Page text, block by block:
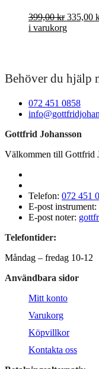
399,00kr Det
335,00
i varukorg
Behöver du hjälp
072 451 0858
Gottfrid Johansson
Välkommen till Gottfrid
Telefon: 072 451
E-post instrument:
E-post noter:
Telefontider:
Måndag – fredag 10-12
Användbara sidor
Mitt konto
Varukorg
Köpvillkor
Kontakta oss